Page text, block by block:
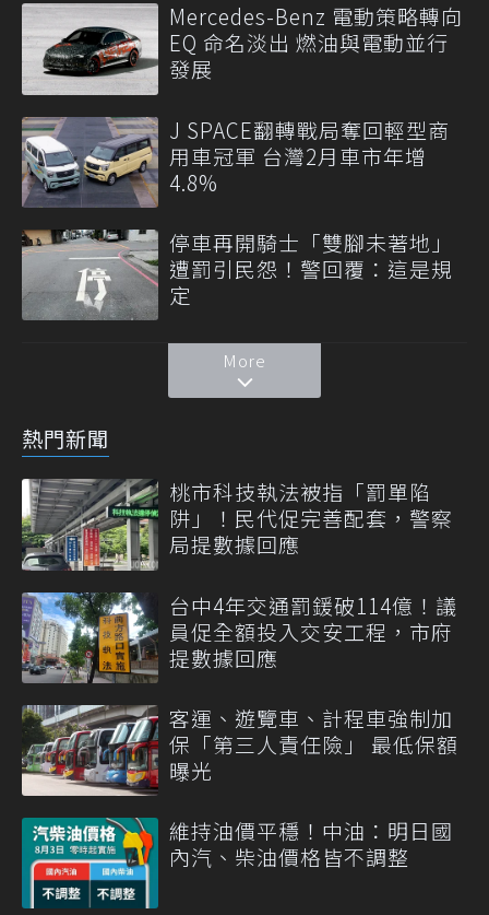
Mercedes-Benz 電動策略轉向
EQ 命名淡出 燃油與電動並行
發展
J SPACE翻轉戰局奪回輕型商
用車冠軍 台灣2月車市年增
4.8%
停車再開騎士「雙腳未著地」
遭罰引民怨！警回覆：這是規
定
More
熱門新聞
桃市科技執法被指「罰單陷
阱」！民代促完善配套，警察
局提數據回應
台中4年交通罰鍰破114億！議
員促全額投入交安工程，市府
提數據回應
客運、遊覽車、計程車強制加
保「第三人責任險」 最低保額
曝光
維持油價平穩！中油：明日國
內汽、柴油價格皆不調整